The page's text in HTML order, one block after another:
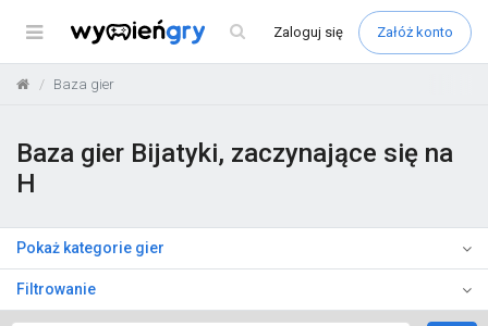
Menu Zaloguj się Załóż konto
Baza gier
Baza gier Bijatyki, zaczynające się na
H
Pokaż kategorie gier
Filtrowanie